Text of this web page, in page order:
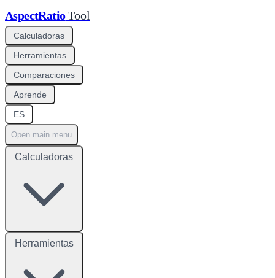
AspectRatioTool
Calculadoras
Herramientas
Comparaciones
Aprende
ES
Open main menu
Calculadoras
Herramientas